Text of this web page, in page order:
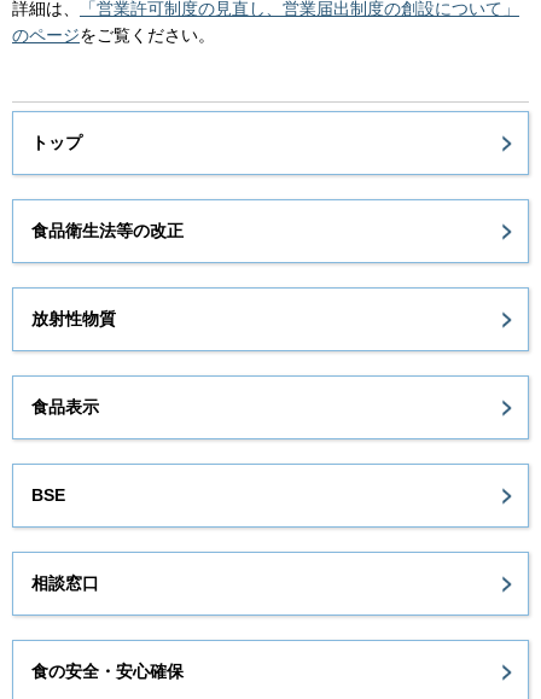
詳細は、
「営業許可制度の見直し、営業届出制度の創設について」
のページをご覧ください。
トップ
食品衛生法等の改正
放射性物質
食品表示
BSE
相談窓口
食の安全・安心確保